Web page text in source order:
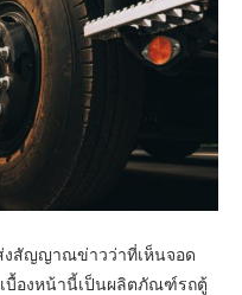
งสัญญาณข่าวว่าที่เห็นจอด
บื้องหน้านี้เป็นผลิตภัณฑ์รถตู้